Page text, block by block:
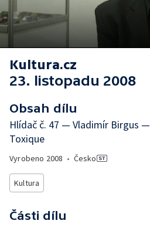
Kultura.cz
23. listopadu 2008
Obsah dílu
Hlídač č. 47 — Vladimír Birgus —
Toxique
Vyrobeno 2008 • Česko
Kultura
Části dílu